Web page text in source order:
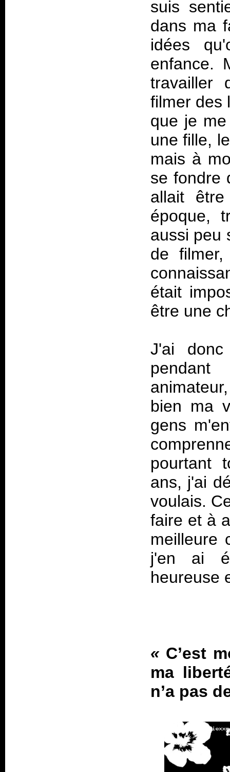
suis
dans ma
idées
enfance.
travailler
filmer des
que je
une fille,
mais à
se fondre
allait
époque,
aussi peu
de
était
être une
J'ai
pendant
bien ma
gens
pourtant
ans, j'ai
voulais.
faire et à
meilleure
j'en ai
heureuse
« C’est
ma
n’a pas